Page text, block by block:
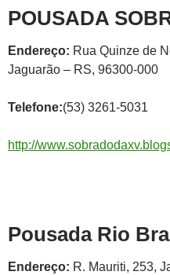
POUSADA
Endereço: Rua Quinze de
Jaguarão – RS, 96300-000
Telefone:(53) 3261-5031
http://
Pousada Rio
Endereço: R. Mauriti, 253,